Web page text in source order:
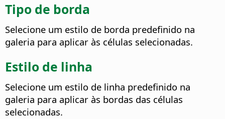
Tipo de borda
Selecione um estilo de borda predefinido na
galeria para aplicar às células selecionadas.
Estilo de linha
Selecione um estilo de linha predefinido na
galeria para aplicar às bordas das células
selecionadas.